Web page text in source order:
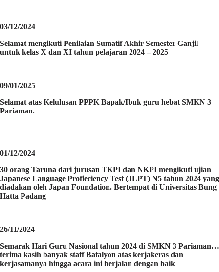
03/12/2024
Selamat mengikuti Penilaian Sumatif Akhir Semester Ganjil
untuk kelas X dan XI tahun pelajaran 2024 – 2025
09/01/2025
Selamat atas Kelulusan PPPK Bapak/Ibuk guru hebat SMKN 3
Pariaman.
01/12/2024
30 orang Taruna dari jurusan TKPI dan NKPI mengikuti ujian
Japanese Language Profieciency Test (JLPT) N5 tahun 2024 yang
diadakan oleh Japan Foundation. Bertempat di Universitas Bung
Hatta Padang
26/11/2024
Semarak Hari Guru Nasional tahun 2024 di SMKN 3 Pariaman…
terima kasih banyak staff Batalyon atas kerjakeras dan
kerjasamanya hingga acara ini berjalan dengan baik